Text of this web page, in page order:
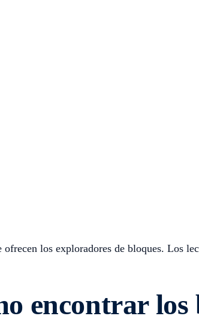
los exploradores de bloques. Los
encontrar los